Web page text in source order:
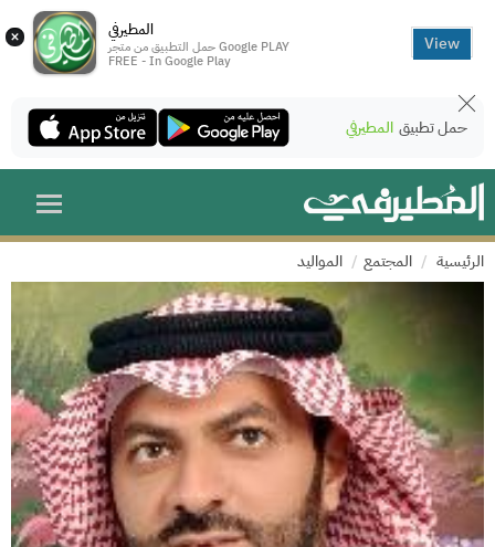
× المطيرفي
حمل التطبيق من متجر Google PLAY
FREE - In Google Play
View
حمل تطبيق المطيرفي
الرئيسية المجتمع المواليد